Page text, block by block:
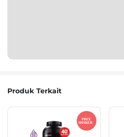
Produk Terkait